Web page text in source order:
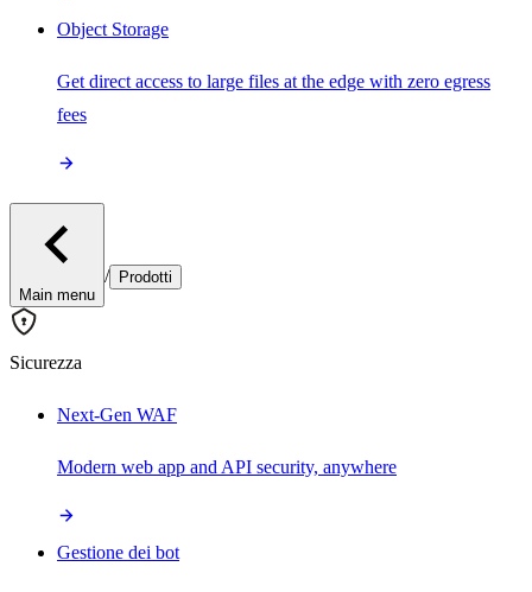
Object Storage
Get direct access to large files at the edge with zero egress
fees
Main menu
/ Prodotti
Sicurezza
Next-Gen WAF
Modern web app and API security, anywhere
Gestione dei bot